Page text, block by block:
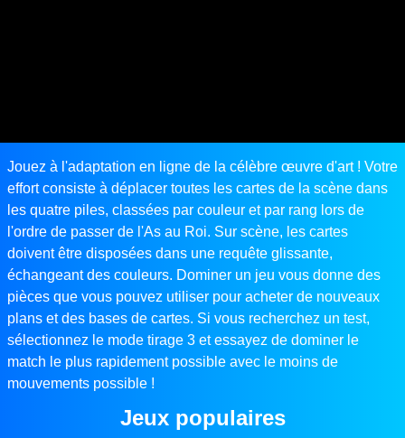
Jouez à l'adaptation en ligne de la célèbre œuvre d'art ! Votre
effort consiste à déplacer toutes les cartes de la scène dans
les quatre piles, classées par couleur et par rang lors de
l'ordre de passer de l'As au Roi. Sur scène, les cartes
doivent être disposées dans une requête glissante,
échangeant des couleurs. Dominer un jeu vous donne des
pièces que vous pouvez utiliser pour acheter de nouveaux
plans et des bases de cartes. Si vous recherchez un test,
sélectionnez le mode tirage 3 et essayez de dominer le
match le plus rapidement possible avec le moins de
mouvements possible !
Jeux populaires